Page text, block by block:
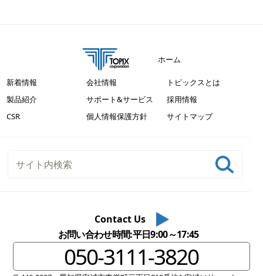
ホーム
新着情報 会社情報
トピックスとは
製品紹介
サポート&サービス
採用情報
CSR
個人情報保護方針 サイトマップ
Contact Us
お問い合わせ時間:平日9:00～17:45
050-3111-3820